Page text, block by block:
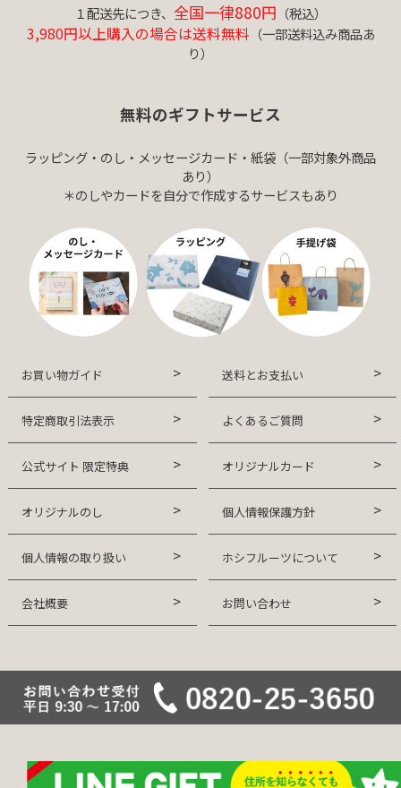
１配送先につき、 全国一律880円 （税込）
3,980円以上購入の場合は送料無料 （一部送料込み商品あ
り）
無料のギフトサービス
ラッピング・のし・メッセージカード・紙袋（一部対象外商品
あり）
＊のしやカードを自分で作成するサービスもあり
お買い物ガイド 送料とお支払い
特定商取引法表示 よくあるご質問
公式サイト 限定特典 オリジナルカード
オリジナルのし 個人情報保護方針
個人情報の取り扱い ホシフルーツについて
会社概要 お問い合わせ